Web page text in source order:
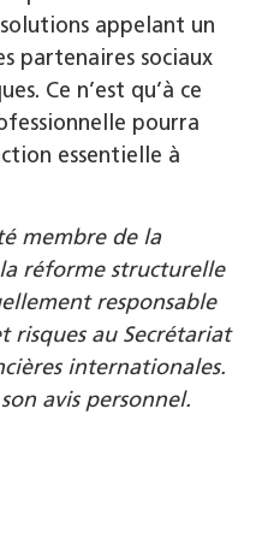
appelant un
partenaires sociaux
Ce n’est qu’à ce
pourra
essentielle à
membre de la
réforme structurelle
responsable
risques au Secrétariat
internationales.
avis personnel.